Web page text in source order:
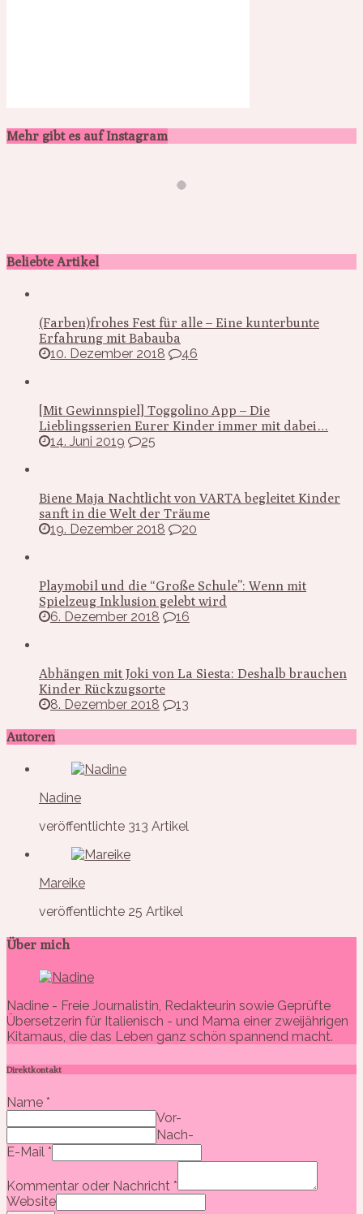
Mehr gibt es auf Instagram
Beliebte Artikel
(Farben)frohes Fest für alle – Eine kunterbunte
Erfahrung mit Babauba
10. Dezember 2018
46
[Mit Gewinnspiel] Toggolino App – Die
Lieblingsserien Eurer Kinder immer mit dabei…
14. Juni 2019
25
Biene Maja Nachtlicht von VARTA begleitet Kinder
sanft in die Welt der Träume
19. Dezember 2018
20
Playmobil und die “Große Schule”: Wenn mit
Spielzeug Inklusion gelebt wird
6. Dezember 2018
16
Abhängen mit Joki von La Siesta: Deshalb brauchen
Kinder Rückzugsorte
8. Dezember 2018
13
Autoren
Nadine
veröffentlichte 313 Artikel
Mareike
veröffentlichte 25 Artikel
Über mich
Nadine - Freie Journalistin, Redakteurin sowie Geprüfte
Übersetzerin für Italienisch - und Mama einer zweijährigen
Kitamaus, die das Leben ganz schön spannend macht.
Direktkontakt
Name *
Vor-
Nach-
E-Mail *
Kommentar oder Nachricht *
Website